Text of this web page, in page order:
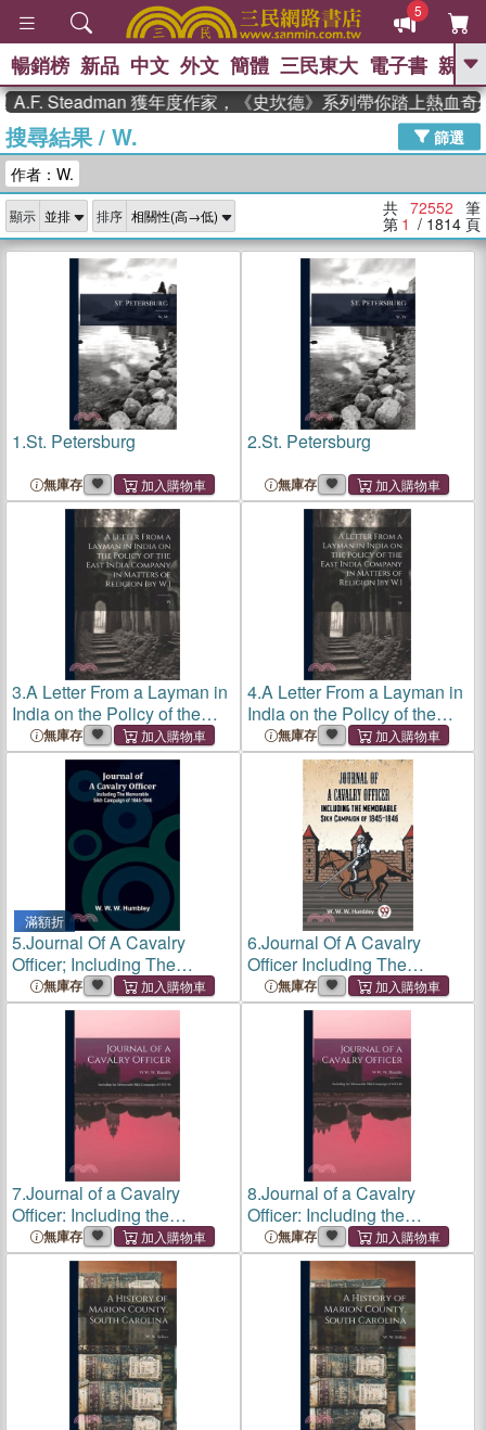
5
GO
高希均教授回憶錄
、 The Odyssey 、 父親節 、 如果歷
獎 臺灣漫遊錄 、 方念華 、 台灣的李
登輝時代
數學女孩：黎曼猜想 、
偉大的迷走神經
暢銷榜 新品 中文 外文 簡體 三民東大 電子書 親子
獲年度作家，《史坎德》系列帶你踏上熱血奇幻旅程
搜尋結果/ W.
篩選
作者：W.
顯示 排序 共 72552 筆
第 1 / 1814 頁
1.St. Petersburg
無庫存
2.St. Petersburg
無庫存
3.A Letter From a Layman in
India on the Policy of the
East India Company in
Matters of Religion [byW.]
無庫存
4.A Letter From a Layman in
India on the Policy of the
East India Company in
Matters of Religion [byW.]
無庫存
滿額折
5.Journal Of A Cavalry
Officer; Including The
Memorable Sikh Campaign
Of 1845-1846
無庫存
6.Journal Of A Cavalry
Officer Including The
Memorable Sikh Campaign
Of 1845-1846
無庫存
7.Journal of a Cavalry
Officer: Including the
Memorable Sikh Campaign
of 1845-46
無庫存
8.Journal of a Cavalry
Officer: Including the
Memorable Sikh Campaign
of 1845-46
無庫存